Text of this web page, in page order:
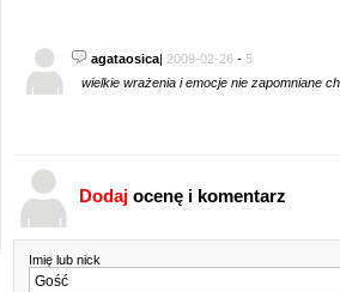
agataosica| 2009-02-26 - 5
wielkie wrażenia i emocje nie zapomniane
Dodaj ocenę i komentarz
Imię lub nick